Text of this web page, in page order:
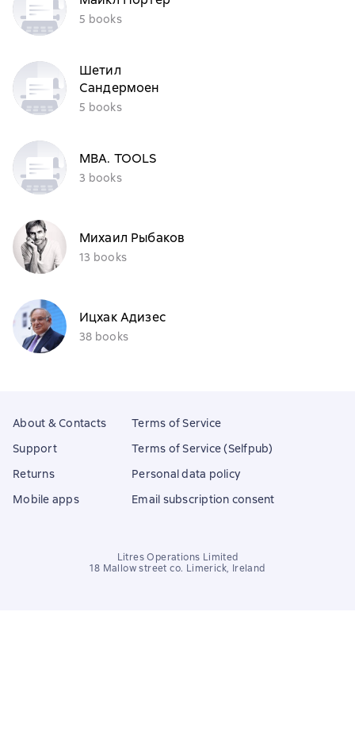
5 books
Шетил
Сандермоен
5 books
MBA. TOOLS
3 books
Михаил Рыбаков
13 books
Ицхак Адизес
38 books
About & Contacts
Support
Returns
Mobile apps
Terms of Service
Terms of Service (Selfpub)
Personal data policy
Email subscription consent
Litres Operations Limited
18 Mallow street co. Limerick, Ireland